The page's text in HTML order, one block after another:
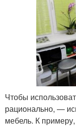
Чтобы
рационально, —
мебель. К